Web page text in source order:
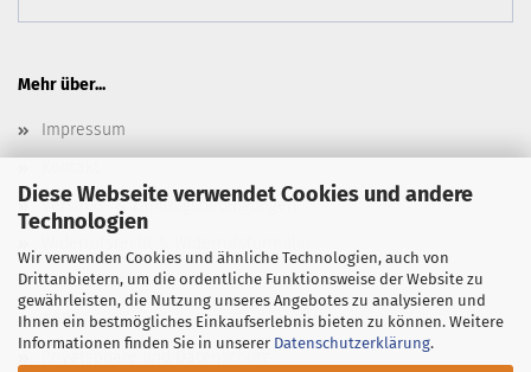
Diese Webseite verwendet Cookies und andere
Technologien
Wir verwenden Cookies und ähnliche Technologien, auch von
Drittanbietern, um die ordentliche Funktionsweise der Website zu
gewährleisten, die Nutzung unseres Angebotes zu analysieren und
Ihnen ein bestmögliches Einkaufserlebnis bieten zu können. Weitere
Informationen finden Sie in unserer Datenschutzerklärung.
Mehr über...
Impressum
Versand- & Zahlungsbedingungen
Newsletter
AGB